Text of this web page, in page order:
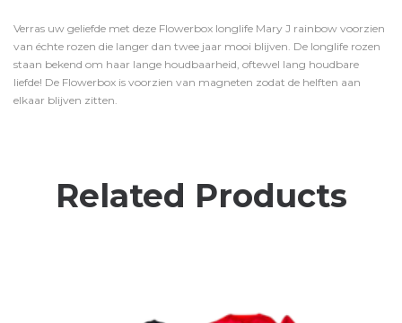
Verras uw geliefde met deze Flowerbox longlife Mary J rainbow voorzien
van échte rozen die langer dan twee jaar mooi blijven. De longlife rozen
staan bekend om haar lange houdbaarheid, oftewel lang houdbare
liefde! De Flowerbox is voorzien van magneten zodat de helften aan
elkaar blijven zitten.
Related Products